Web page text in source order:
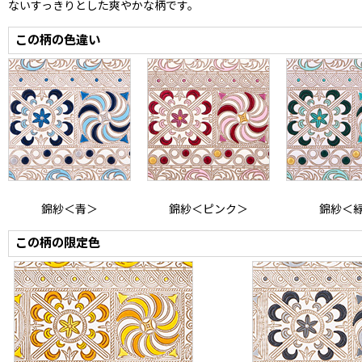
ないすっきりとした爽やかな柄です。
この柄の色違い
錦紗＜青＞ 錦紗＜ピンク＞ 錦紗＜
この柄の限定色